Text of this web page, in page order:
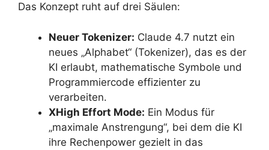
Das Konzept ruht auf drei Säulen:
Neuer Tokenizer: Claude 4.7 nutzt ein
neues „Alphabet“ (Tokenizer), das es der
KI erlaubt, mathematische Symbole und
Programmiercode effizienter zu
verarbeiten.
XHigh Effort Mode: Ein Modus für
„maximale Anstrengung“, bei dem die KI
ihre Rechenpower gezielt in das